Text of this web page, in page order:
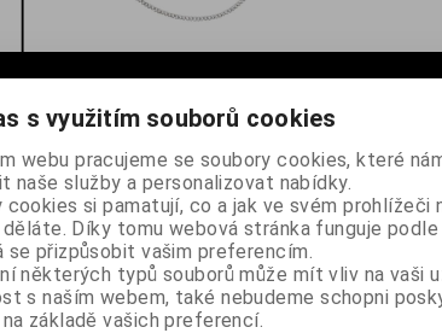
na opasek
s využitím souborů cookies
webu pracujeme se soubory cookies, které
naše služby a personalizovat nabídky.
cookies si pamatují, co a jak ve svém prohlížeči
Díky tomu webová stránka funguje podle
se přizpůsobit vašim preferencím.
některých typů souborů může mít vliv na vaši
s naším webem, také nebudeme schopni
základě vašich preferencí.